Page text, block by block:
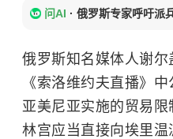
问AI · 俄罗斯专家呼吁派
俄罗斯知名媒体人谢尔
《索洛维约夫直播》
亚美尼亚实施的贸易
林宫应当直接向埃里